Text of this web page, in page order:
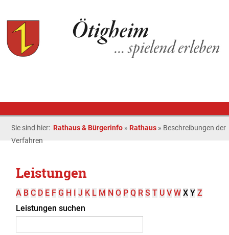
Sie sind hier: Rathaus & Bürgerinfo » Rathaus » Beschreibungen der
Verfahren
Leistungen
A B C D E F G H I J K L M N O P Q R S T U V W X Y Z
Leistungen suchen